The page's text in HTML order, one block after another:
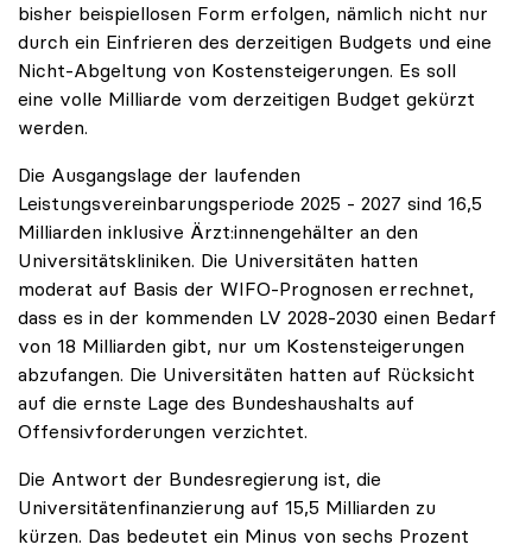
bisher beispiellosen Form erfolgen, nämlich nicht nur
durch ein Einfrieren des derzeitigen Budgets und eine
Nicht-Abgeltung von Kostensteigerungen. Es soll
eine volle Milliarde vom derzeitigen Budget gekürzt
werden.
Die Ausgangslage der laufenden
Leistungsvereinbarungsperiode 2025 - 2027 sind 16,5
Milliarden inklusive Ärzt:innengehälter an den
Universitätskliniken. Die Universitäten hatten
moderat auf Basis der WIFO-Prognosen errechnet,
dass es in der kommenden LV 2028-2030 einen Bedarf
von 18 Milliarden gibt, nur um Kostensteigerungen
abzufangen. Die Universitäten hatten auf Rücksicht
auf die ernste Lage des Bundeshaushalts auf
Offensivforderungen verzichtet.
Die Antwort der Bundesregierung ist, die
Universitätenfinanzierung auf 15,5 Milliarden zu
kürzen. Das bedeutet ein Minus von sechs Prozent